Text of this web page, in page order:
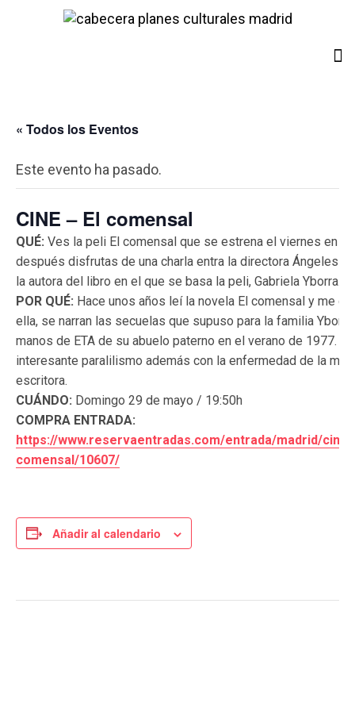
« Todos los Eventos
Este evento ha pasado.
CINE – El comensal
QUÉ: Ves la peli El comensal que se estrena el viernes en
después disfrutas de una charla entra la directora Ángeles
la autora del libro en el que se basa la peli, Gabriela Yborra.
POR QUÉ: Hace unos años leí la novela El comensal y me
ella, se narran las secuelas que supuso para la familia
manos de ETA de su abuelo paterno en el verano de 1977.
interesante paralilismo además con la enfermedad de la
escritora.
CUÁNDO: Domingo 29 de mayo / 19:50h
COMPRA ENTRADA:
https://www.reservaentradas.com/entrada/madrid/
comensal/10607/
Añadir al calendario